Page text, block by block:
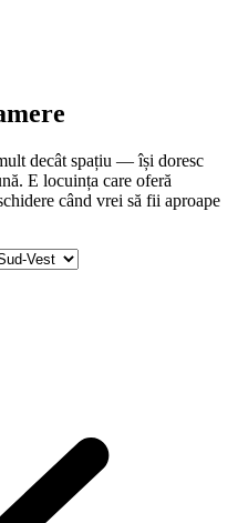
decât spațiu — își doresc
E locuința care oferă
când vrei să fii aproape